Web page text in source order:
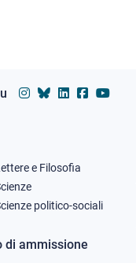
e Filosofia
politico-sociali
di ammissione